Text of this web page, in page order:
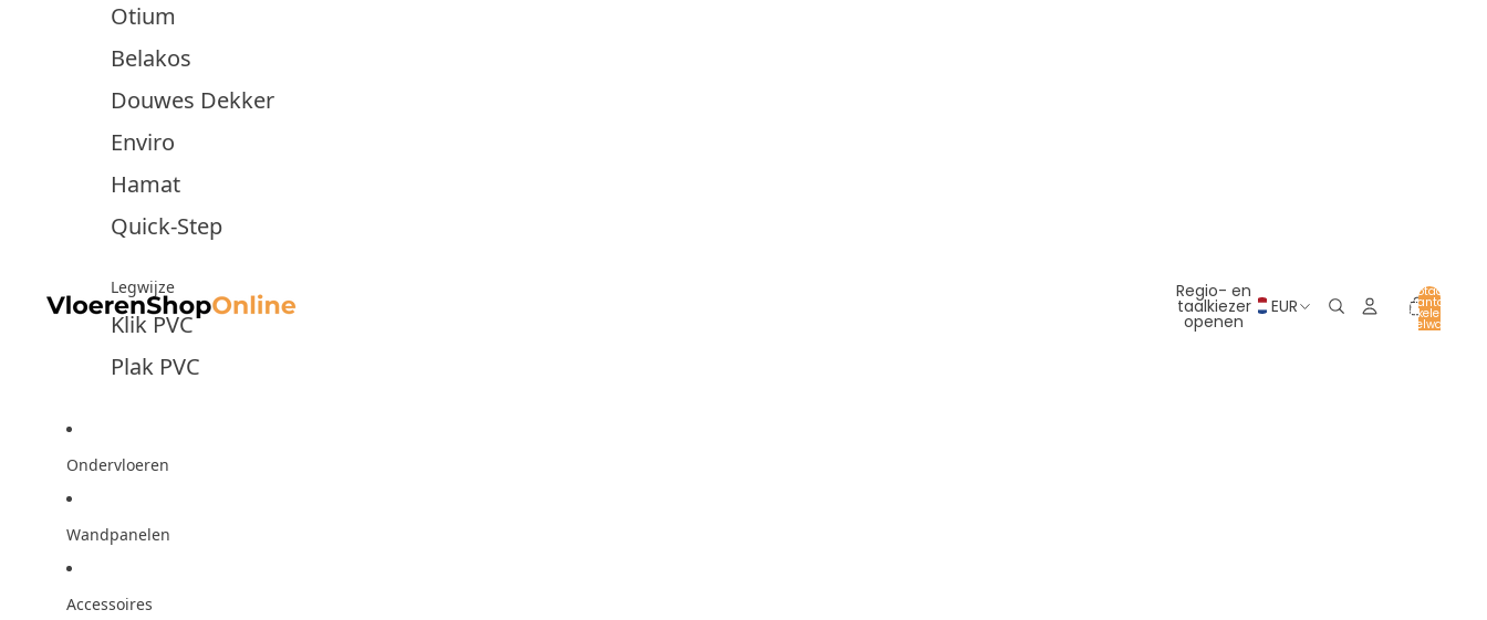
Otium
Belakos
Douwes Dekker
Enviro
Hamat
Quick-Step
Legwijze
Klik PVC
Plak PVC
Ondervloeren
Wandpanelen
Accessoires
Regio- en
taalkiezer
openen
EUR
Totaal
aantal
artikelen in
winkelwagen:
0